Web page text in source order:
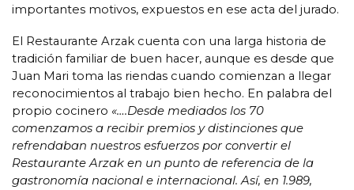
importantes motivos, expuestos en ese acta del jurado.
El Restaurante Arzak cuenta con una larga historia de
tradición familiar de buen hacer, aunque es desde que
Juan Mari toma las riendas cuando comienzan a llegar
reconocimientos al trabajo bien hecho. En palabra del
propio cocinero «….Desde mediados los 70
comenzamos a recibir premios y distinciones que
refrendaban nuestros esfuerzos por convertir el
Restaurante Arzak en un punto de referencia de la
gastronomía nacional e internacional. Así, en 1.989,